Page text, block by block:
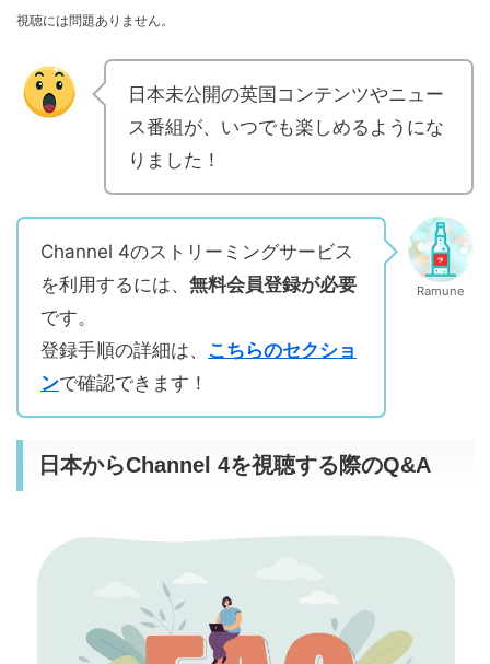
視聴には問題ありません。
日本未公開の英国コンテンツやニュー
ス番組が、いつでも楽しめるようにな
りました！
Channel 4のストリーミングサービス
を利用するには、 無料会員登録が必要
です。
登録手順の詳細は、 こちらのセクショ
ンで確認できます！
Ramune
日本からChannel 4を視聴する際のQ&A